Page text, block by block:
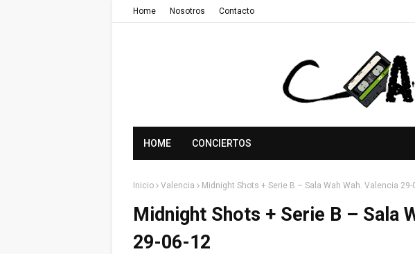
Home Nosotros Contacto
HOME CONCIERTOS
Inicio Valencia Midnight Shots + Serie B – Sala Wah Wah. Valencia 29-
Midnight Shots + Serie B – Sala
29-06-12